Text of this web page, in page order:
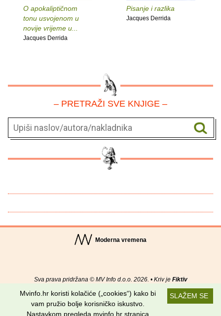
O apokaliptičnom
tonu usvojenom u
novije vrijeme u...
Jacques Derrida
Pisanje i razlika
Jacques Derrida
– PRETRAŽI SVE KNJIGE –
Moderna vremena
Sva prava pridržana © MV Info d.o.o. 2026. • Kriv je Fiktiv
Uvjeti korištenja RSS kanaliSLAŽEM SE
Mvinfo.hr koristi kolačiće („cookies“) kako bi
vam pružio bolje korisničko iskustvo.
Nastavkom pregleda mvinfo.hr stranica